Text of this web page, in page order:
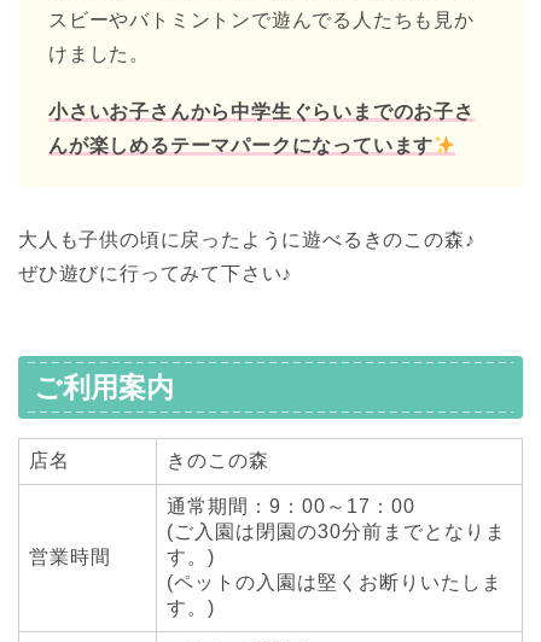
スビーやバトミントンで遊んでる人たちも見か
けました。
小さいお子さんから中学生ぐらいまでのお子さ
んが楽しめるテーマパークになっています
大人も子供の頃に戻ったように遊べるきのこの森♪
ぜひ遊びに行ってみて下さい♪
ご利用案内
店名 きのこの森
営業時間
通常期間：9：00～17：00
(ご入園は閉園の30分前までとなりま
す。)
(ペットの入園は堅くお断りいたしま
す。)